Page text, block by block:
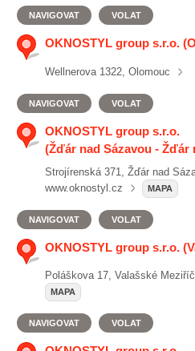
NAVIGOVAT VOLAT
OKNOSTYL group s.r.o.
Wellnerova 1322, Olomouc
NAVIGOVAT VOLAT
OKNOSTYL group s.r.o.
(Žďár nad Sázavou - Žďár
Strojírenská 371, Žďár nad
www.oknostyl.cz
MAPA
NAVIGOVAT VOLAT
OKNOSTYL group s.r.o.
Poláškova 17, Valašské
MAPA
NAVIGOVAT VOLAT